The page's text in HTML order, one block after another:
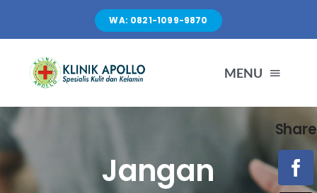
content
WA: 0821-1099-9870
MENU
LAYANAN
Jangan
Share